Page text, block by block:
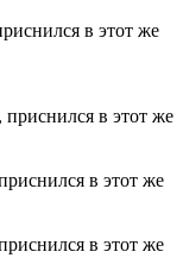
в этот же
, приснился в этот же
в этот же
в этот же